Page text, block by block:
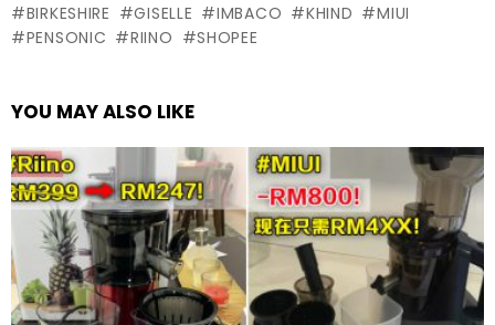
BIRKESHIRE GISELLE IMBACO KHIND
MIUI
PENSONIC
RIINO SHOPEE
YOU MAY ALSO LIKE